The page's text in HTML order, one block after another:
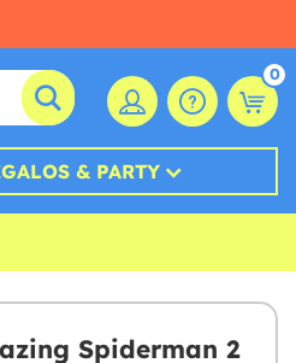
0
& PARTY
Spiderman 2